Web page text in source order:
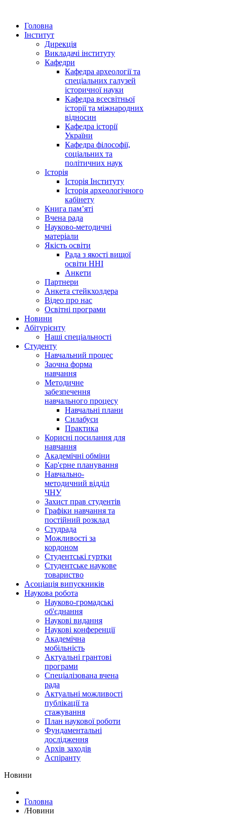
Головна
Інститут
Дирекція
Викладачі інституту
Кафедри
Кафедра археології та
спеціальних галузей
історичної науки
Кафедра всесвітньої
історії та міжнародних
відносин
Кафедра історії
України
Кафедра філософії,
соціальних та
політичних наук
Історія
Історія Інституту
Історія археологічного
кабінету
Книга памʼяті
Вчена рада
Науково-методичні
матеріали
Якість освіти
Рада з якості вищої
освіти ННІ
Анкети
Партнери
Анкета стейкхолдера
Відео про нас
Освітні програми
Hовини
Абітурієнту
Наші спеціальності
Студенту
Навчальний процес
Заочна форма
навчання
Методичне
забезпечення
навчального процесу
Навчальні плани
Силабуси
Практика
Корисні посилання для
навчання
Академічні обміни
Кар'єрне планування
Навчально-
методичний відділ
ЧНУ
Захист прав студентів
Графіки навчання та
постійний розклад
Студрада
Можливості за
кордоном
Студентські гуртки
Студентське наукове
товариство
Асоціація випускників
Наукова робота
Науково-громадські
об'єднання
Наукові видання
Наукові конференції
Академічна
мобільність
Актуальні грантові
програми
Спеціалізована вчена
рада
Актуальні можливості
публікації та
стажування
План наукової роботи
Фундаментальні
дослідження
Архів заходів
Аспіранту
Hовини
Головна
/Hовини